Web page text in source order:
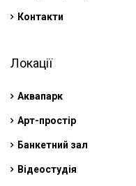
Контакти
Локації
Аквапарк
Арт-простір
Банкетний зал
Відеостудія